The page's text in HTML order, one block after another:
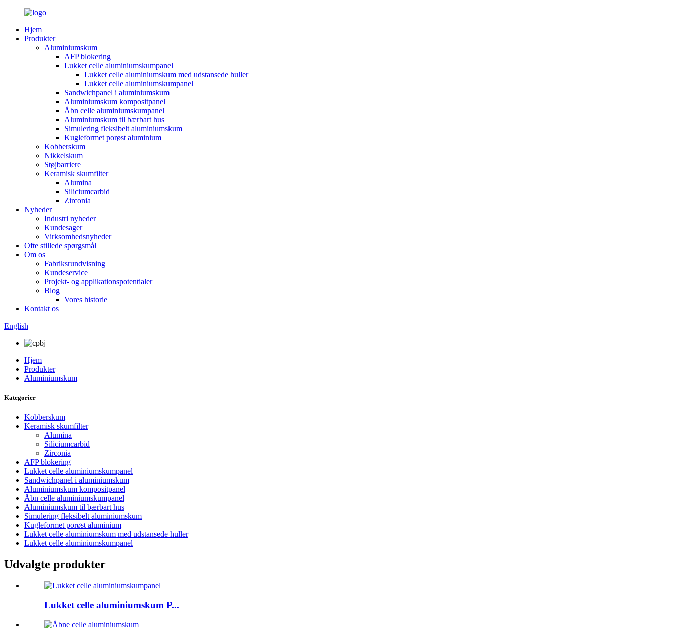
Hjem
Produkter
Aluminiumskum
AFP blokering
Lukket celle aluminiumskumpanel
Lukket celle aluminiumskum med udstansede huller
Lukket celle aluminiumskumpanel
Sandwichpanel i aluminiumskum
Aluminiumskum kompositpanel
Åbn celle aluminiumskumpanel
Aluminiumskum til bærbart hus
Simulering fleksibelt aluminiumskum
Kugleformet porøst aluminium
Kobberskum
Nikkelskum
Støjbarriere
Keramisk skumfilter
Alumina
Siliciumcarbid
Zirconia
Nyheder
Industri nyheder
Kundesager
Virksomhedsnyheder
Ofte stillede spørgsmål
Om os
Fabriksrundvisning
Kundeservice
Projekt- og applikationspotentialer
Blog
Vores historie
Kontakt os
English
Hjem
Produkter
Aluminiumskum
Kategorier
Kobberskum
Keramisk skumfilter
Alumina
Siliciumcarbid
Zirconia
AFP blokering
Lukket celle aluminiumskumpanel
Sandwichpanel i aluminiumskum
Aluminiumskum kompositpanel
Åbn celle aluminiumskumpanel
Aluminiumskum til bærbart hus
Simulering fleksibelt aluminiumskum
Kugleformet porøst aluminium
Lukket celle aluminiumskum med udstansede huller
Lukket celle aluminiumskumpanel
Udvalgte produkter
Lukket celle aluminiumskum P...